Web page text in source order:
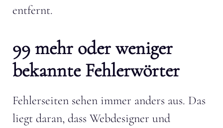
entfernt.
99 mehr oder weniger
bekannte Fehlerwörter
Fehlerseiten sehen immer anders aus. Das
liegt daran, dass Webdesigner und